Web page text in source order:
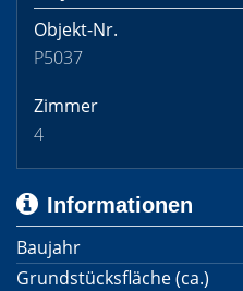
Objekt-Nr.
P5037
Zimmer
4
Informationen
Baujahr
Grundstücksfläche (ca.)